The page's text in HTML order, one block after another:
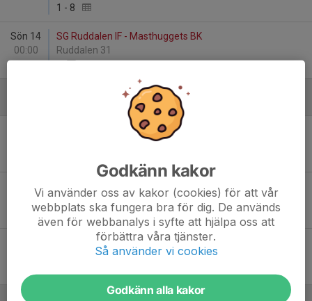
1 - 8
Sön 14
00:00
SG Ruddalen IF - Masthuggets BK
Ruddalen 31
-
SG Ruddalen IF - Sandarna BK
Ruddalen 7M7 nr 5 Konstgräs
Sön 23
00:00
Mossens BK - SG Ruddalen IF
Guldheden Södra 11 Konstgräs
-
SG Ruddalen IF - Hovås Billdal IF
Ruddalen 7M7 nr 5 Konstgräs
Godkänn kakor
Vi använder oss av kakor (cookies) för att vår
webbplats ska fungera bra för dig. De används
även för webbanalys i syfte att hjälpa oss att
förbättra våra tjänster.
Så använder vi cookies
Godkänn alla kakor